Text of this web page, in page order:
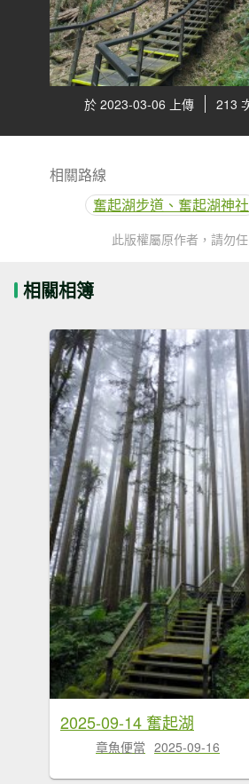
於 2023-03-06 上傳 213
相關路線
奮起湖步道、奮起湖神社
此版權屬原作者，請勿
相關相簿
2025-09-14 奮起湖
章魚便當 2025-09-16